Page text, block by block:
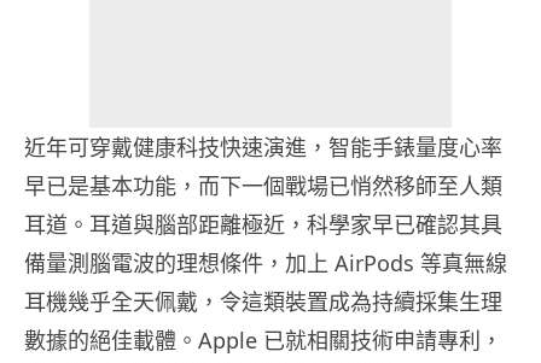
近年可穿戴健康科技快速演進，智能手錶量度心率
早已是基本功能，而下一個戰場已悄然移師至人類
耳道。耳道與腦部距離極近，科學家早已確認其具
備量測腦電波的理想條件，加上 AirPods 等真無線
耳機幾乎全天佩戴，令這類裝置成為持續採集生理
數據的絕佳載體。Apple 已就相關技術申請專利，